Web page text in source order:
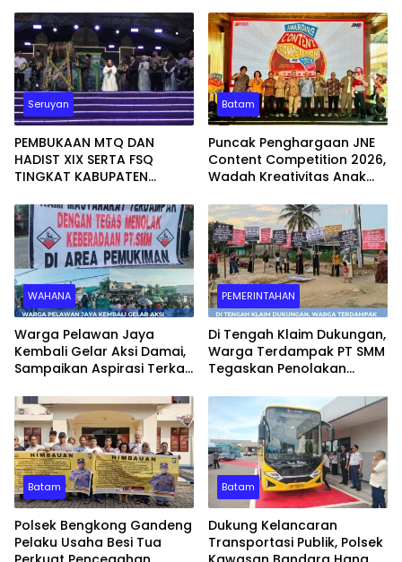
Seruyan
PEMBUKAAN MTQ DAN
HADIST XIX SERTA FSQ
TINGKAT KABUPATEN
HADIRI KAPOLRES DAN
KEJARI SERUYAN
Batam
Puncak Penghargaan JNE
Content Competition 2026,
Wadah Kreativitas Anak
WAHANA
Warga Pelawan Jaya
Kembali Gelar Aksi Damai,
Sampaikan Aspirasi Terkait
Lingkungan PT SMM
PEMERINTAHAN
Di Tengah Klaim Dukungan,
Warga Terdampak PT SMM
Tegaskan Penolakan
Masih Merasakan
Dampaknya”
Batam
Polsek Bengkong Gandeng
Pelaku Usaha Besi Tua
Batam
Dukung Kelancaran
Transportasi Publik, Polsek